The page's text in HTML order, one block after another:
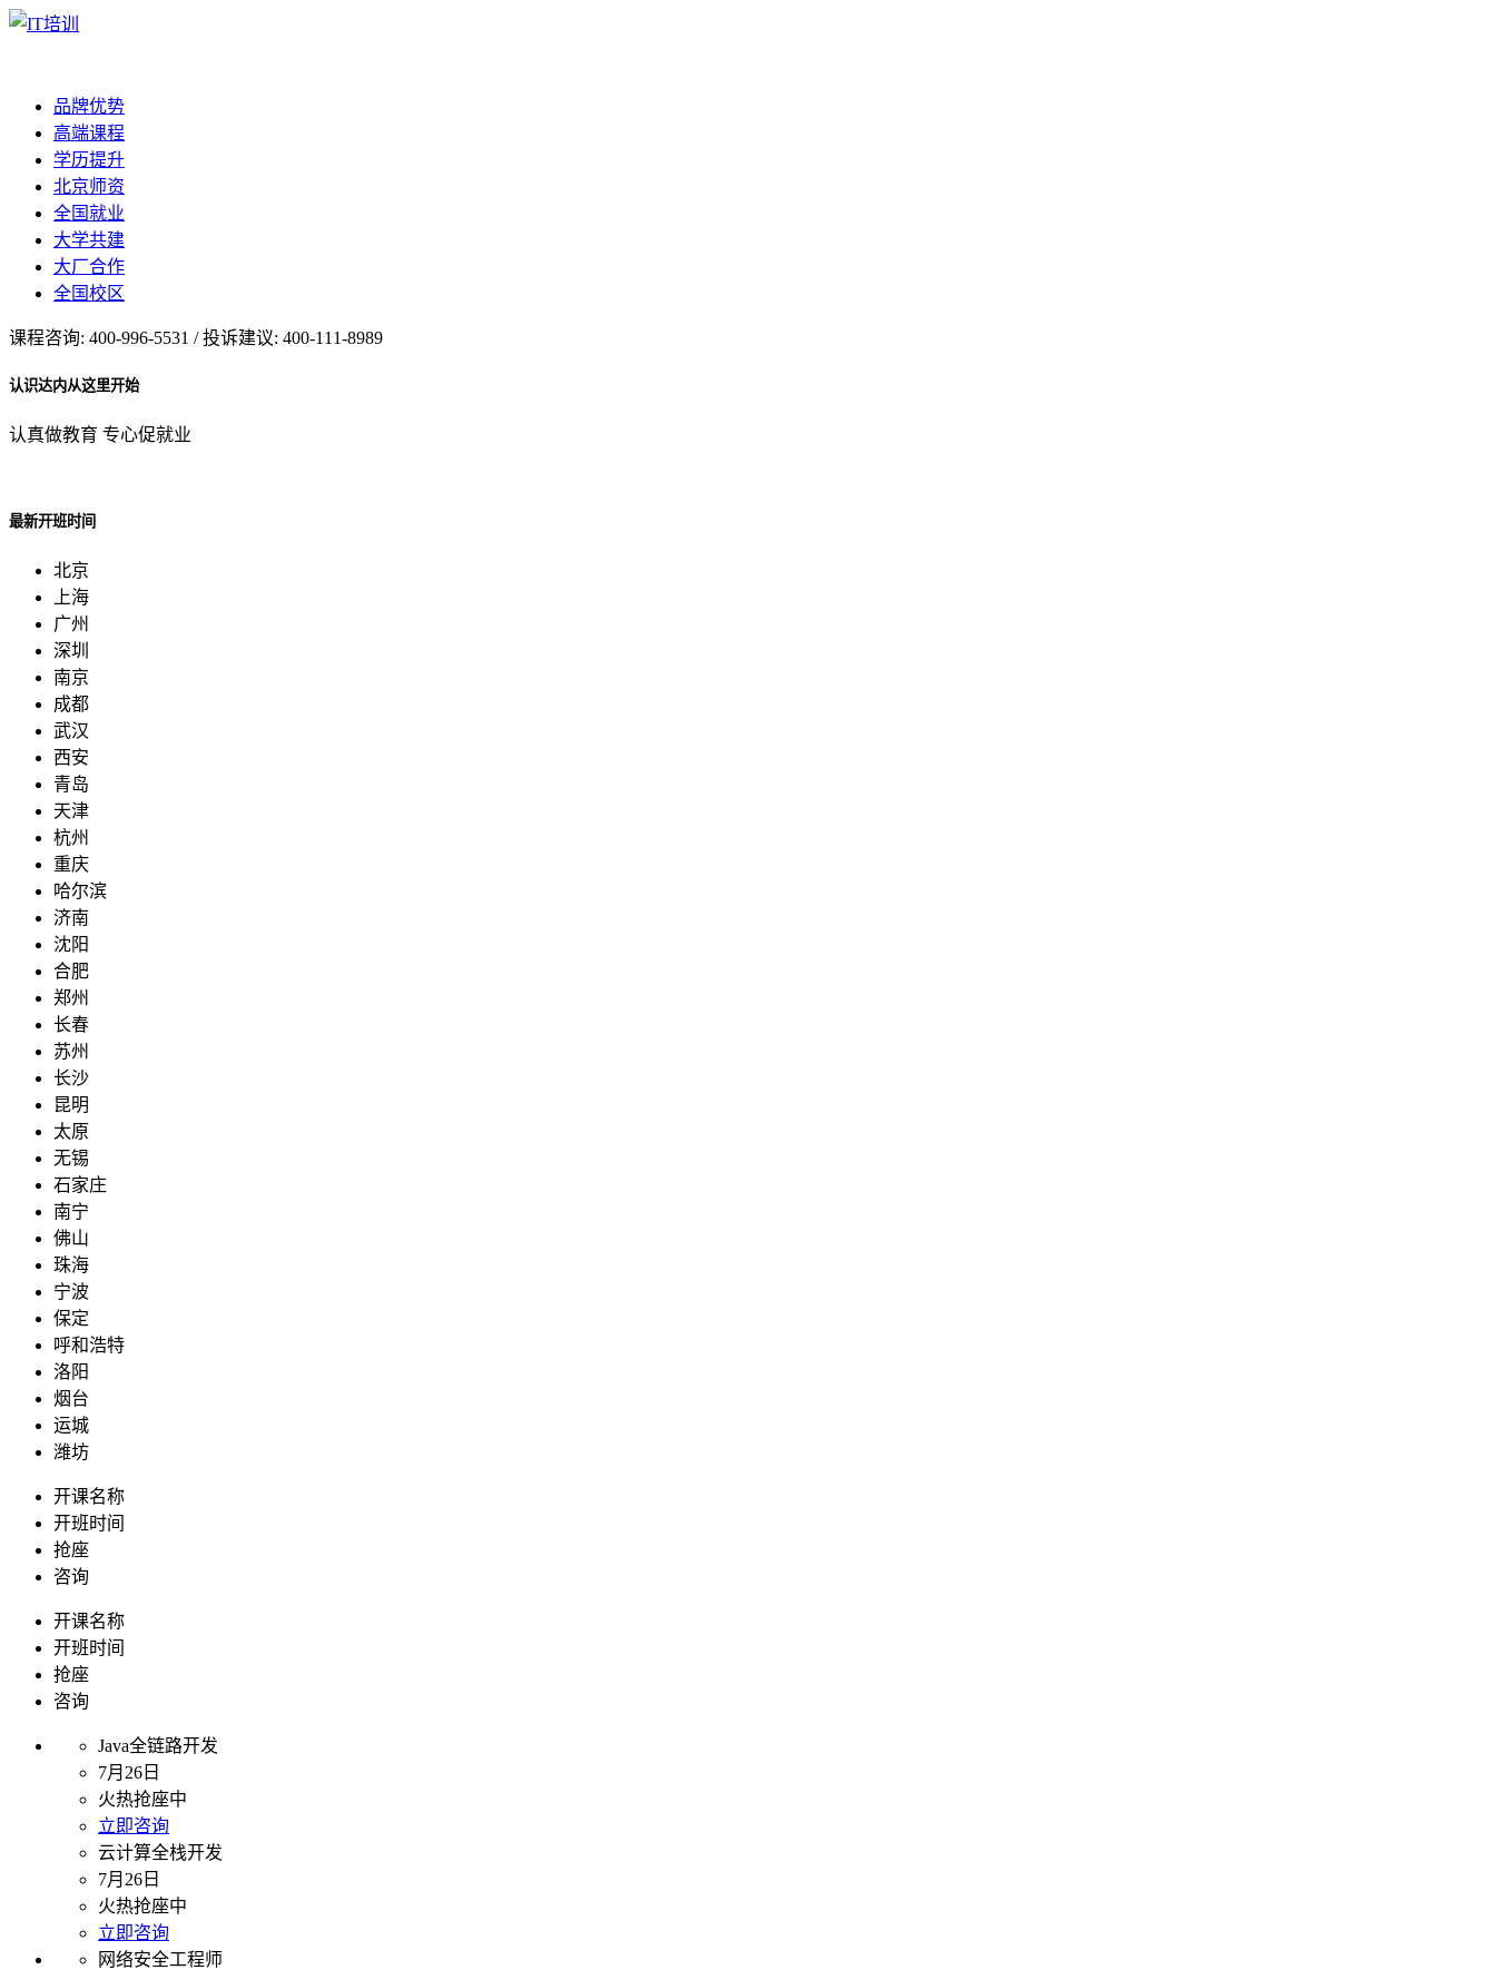
品牌优势
高端课程
学历提升
北京师资
全国就业
大学共建
大厂合作
全国校区
课程咨询: 400-996-5531 / 投诉建议: 400-111-8989
认识达内从这里开始
认真做教育 专心促就业
最新开班时间
北京
上海
广州
深圳
南京
成都
武汉
西安
青岛
天津
杭州
重庆
哈尔滨
济南
沈阳
合肥
郑州
长春
苏州
长沙
昆明
太原
无锡
石家庄
南宁
佛山
珠海
宁波
保定
呼和浩特
洛阳
烟台
运城
潍坊
开课名称
开班时间
抢座
咨询
开课名称
开班时间
抢座
咨询
Java全链路开发
7月26日
火热抢座中
立即咨询
云计算全栈开发
7月26日
火热抢座中
立即咨询
网络安全工程师